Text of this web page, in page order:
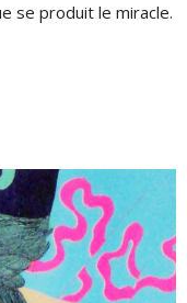
se produit le miracle.